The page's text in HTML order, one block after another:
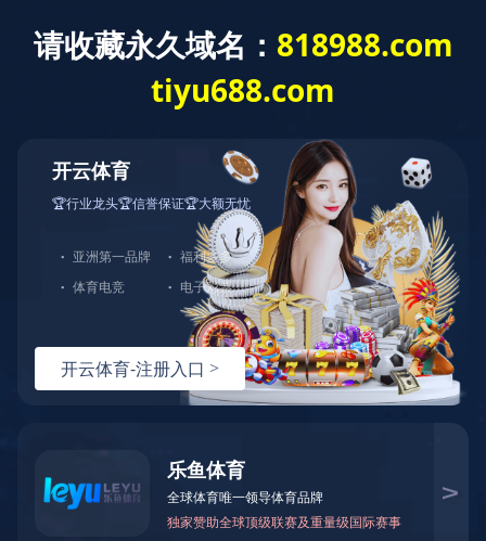
格睿系列( Gloria Series)是开云官方在线入口-开
云（中国）旗下的旗舰品牌，包括了8个系列48种规格
发电机产品，功率涵盖12kVA-2150kVA，电压110V-
13800V，频率50Hz ~ 60Hz,防护等级IP21-IP57，可
以满足世界各地客户不同的电力需求。格睿一直追求
得CE认证，符合国际标准，可靠耐用，可满足各类恶
劣环境和高海拔地区的使用需求。